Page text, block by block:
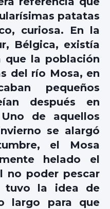
patatas
curiosa. En la
Bélgica, existía
que la población
del río Mosa, en
pequeños
después en
de aquellos
se alargó
el Mosa
helado el
no poder pescar
tuvo la idea de
largo para que